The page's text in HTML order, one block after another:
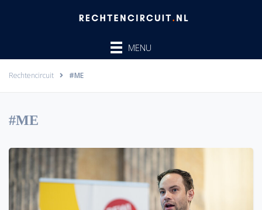
MENU
Rechtencircuit #ME
#ME